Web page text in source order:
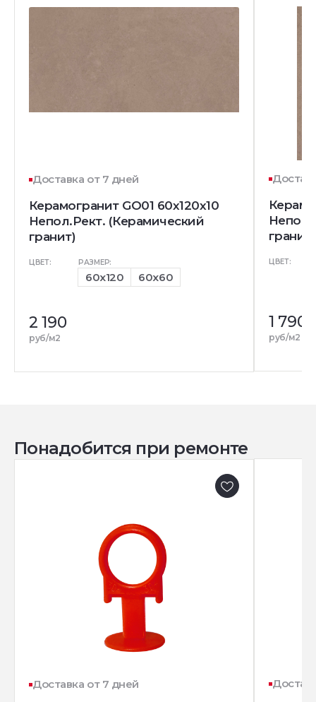
Доставка от 7 дней
Керамогранит GO01 60x120x10
Непол.Рект. (Керамический
гранит)
ЦВЕТ: РАЗМЕР:
60x120 60x60
2 190
руб/м2
гранит)
ЦВЕТ:
1 790
руб/м2
Понадобится при ремонте
Доставка от 7 дней